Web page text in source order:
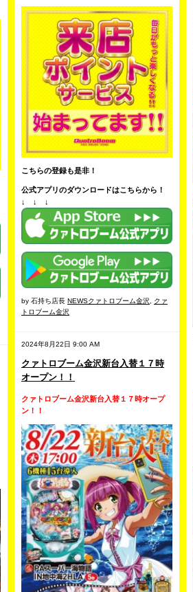
こちらの登録も是非！
公式アプリのダウンロードはこちらから！
↓ ↓ ↓
by 石持ち店長 NEWSクァトロブーム金沢
クァ
トロブーム金沢
2024年8月22日 9:00 AM
クァトロブーム金沢新台入替１７時
オープン！！
クァトロブーム金沢新台入替１７時オープ
ン！！